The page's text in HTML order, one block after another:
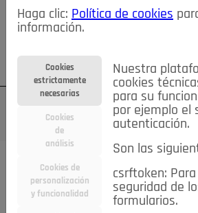
TABLÓN DE ANUNCIOS MIS ANUNCIOS
NOSOTROS
Su cuenta Regístrese ¿Olvidó
Haga clic: Política de cookies
información.
Cookies
estrictamente
necesarias
Cookies
de
análisis
Cookies de
personalización
y funcionalidad
Nuestra
cookies
para su
por ejemplo el
autenticación.
Son las
csrftoken:
seguridad de
formularios.